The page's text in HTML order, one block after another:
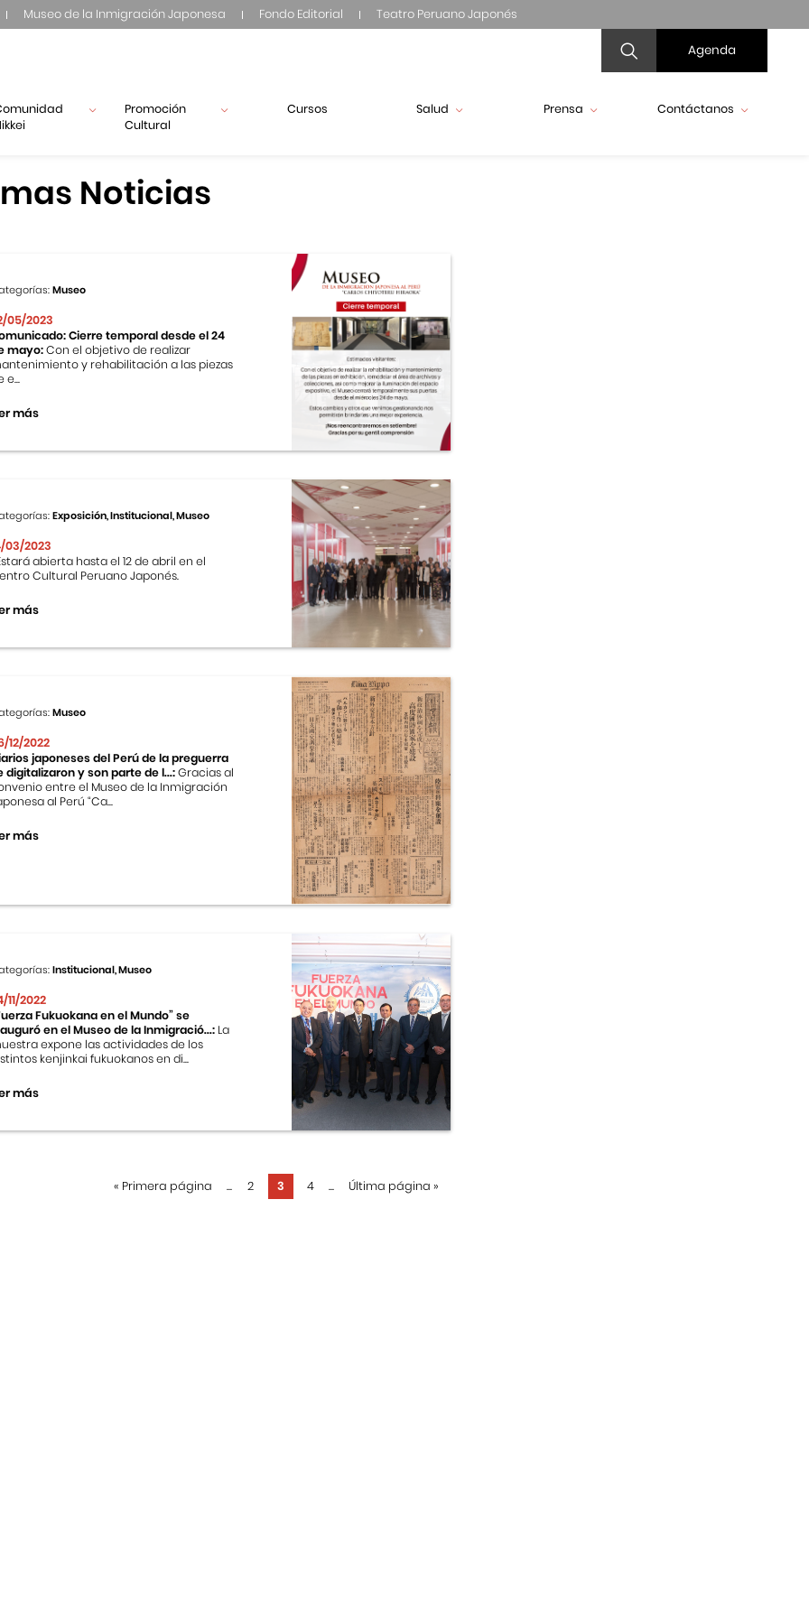
Museo de la Inmigración Japonesa Fondo Editorial Teatro Peruano Japonés
Agenda
Promoción
Cultural
Cursos Salud Prensa Contáctanos
Noticias
Museo
05/2023
Cierre temporal desde el 24
mayo:Con el objetivo de realizar
y rehabilitación a las piezas
e...
más
Exposición, Institucional, Museo
03/2023
abierta hasta el 12 de abril en el
Cultural Peruano Japonés.
más
Museo
12/2022
japoneses del Perú de la preguerra
digitalizaron y son parte de l...:Gracias al
entre el Museo de la Inmigración
al Perú “Ca...
más
Institucional, Museo
11/2022
Fukuokana en el Mundo” se
en el Museo de la Inmigració...: La
expone las actividades de los
kenjinkai fukuokanos en di...
más
« Primera página ... 2 3 4 ... Última página »